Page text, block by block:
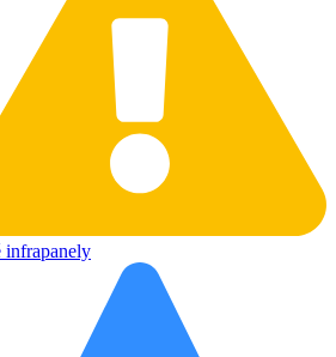
infrapanely